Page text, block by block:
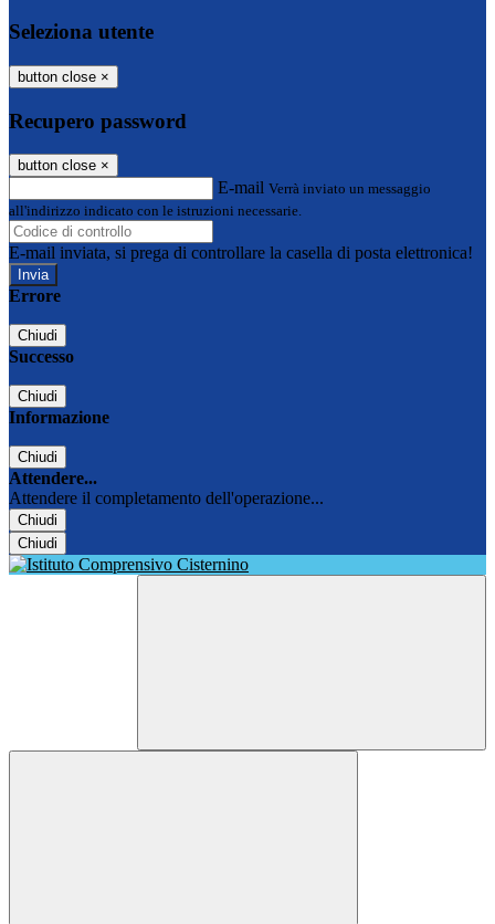
Seleziona utente
button close ×
Recupero password
button close ×
E-mail Verrà inviato un messaggio
all'indirizzo indicato con le istruzioni necessarie.
E-mail inviata, si prega di controllare la casella di posta elettronica!
Errore
Chiudi
Successo
Chiudi
Informazione
Chiudi
Attendere...
Attendere il completamento dell'operazione...
Chiudi
Chiudi